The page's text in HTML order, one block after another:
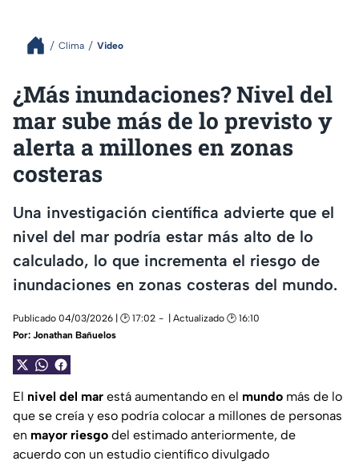
Clima Video
¿Más inundaciones? Nivel del
mar sube más de lo previsto y
alerta a millones en zonas
costeras
Una investigación científica advierte que el
nivel del mar podría estar más alto de lo
calculado, lo que incrementa el riesgo de
inundaciones en zonas costeras del mundo.
Publicado 04/03/2026 | 🕑 17:02
| Actualizado 🕑 16:10
Por: Jonathan Bañuelos
El nivel del mar está aumentando en el mundo más de lo
que se creía y eso podría colocar a millones de personas
en mayor riesgo del estimado anteriormente, de
acuerdo con un estudio científico divulgado